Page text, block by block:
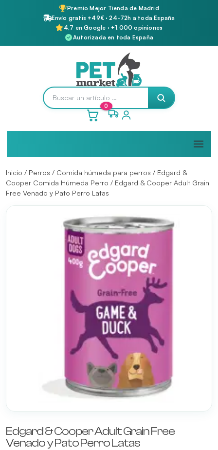
Premio Mejor Tienda de Madrid
Envío gratis +49€ · 24-72h a toda España
4,7 en Google · +1.000 opiniones
Autorizada en toda España
0
Inicio / Perros / Comida húmeda para perros / Edgard &
Cooper Comida Húmeda Perro / Edgard & Cooper Adult Grain
Free Venado y Pato Perro Latas
Edgard & Cooper Adult Grain Free
Venado y Pato Perro Latas